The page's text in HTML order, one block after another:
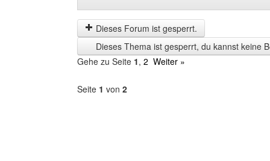
der
letzten
Zeit
anzeigen
by
Dieses Forum ist gesperrt.
Dieses Thema ist gesperrt, du kannst keine
Gehe zu Seite 1, 2 Weiter »
Seite 1 von 2